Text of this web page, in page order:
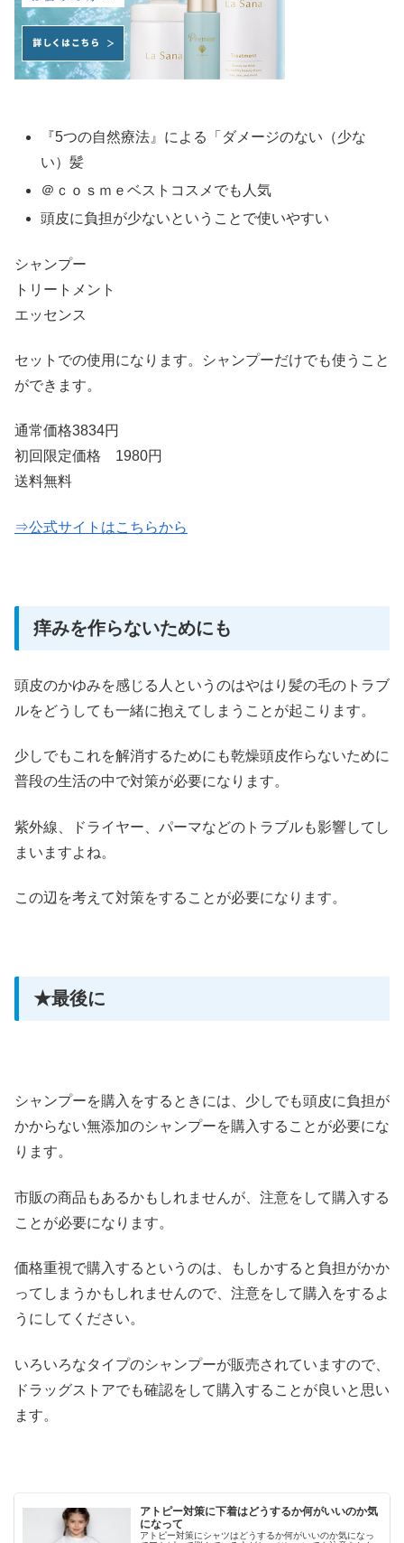
『5つの自然療法』による「ダメージのない（少な
い）髪
＠ｃｏｓｍｅベストコスメでも人気
頭皮に負担が少ないということで使いやすい
シャンプー
トリートメント
エッセンス
セットでの使用になります。シャンプーだけでも使うこと
ができます。
通常価格3834円
初回限定価格 1980円
送料無料
⇒公式サイトはこちらから
痒みを作らないためにも
頭皮のかゆみを感じる人というのはやはり髪の毛のトラブ
ルをどうしても一緒に抱えてしまうことが起こります。
少しでもこれを解消するためにも乾燥頭皮作らないために
普段の生活の中で対策が必要になります。
紫外線、ドライヤー、パーマなどのトラブルも影響してし
まいますよね。
この辺を考えて対策をすることが必要になります。
★最後に
シャンプーを購入をするときには、少しでも頭皮に負担が
かからない無添加のシャンプーを購入することが必要にな
ります。
市販の商品もあるかもしれませんが、注意をして購入する
ことが必要になります。
価格重視で購入するというのは、もしかすると負担がかか
ってしまうかもしれませんので、注意をして購入をするよ
うにしてください。
いろいろなタイプのシャンプーが販売されていますので、
ドラッグストアでも確認をして購入することが良いと思い
ます。
アトピー対策に下着はどうするか何がいいのか気
になって
アトピー対策にシャツはどうするか何がいいのか気になっ